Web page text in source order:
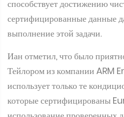
Иан отметил, что было
Тейлором из компании ARM
которые сертифицированы
использование проверенных
производительности важно
эффективностью проекта.